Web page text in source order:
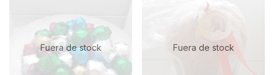
Fuera de stock Fuera de stock